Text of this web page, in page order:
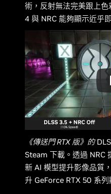
術，反射無法完美跟上
4 與 NRC 能夠顯示近乎
《傳送門 RTX 版》的
Steam 下載。透過 NRC
新 AI 模型提升影像品質
升 GeForce RTX 50 系列